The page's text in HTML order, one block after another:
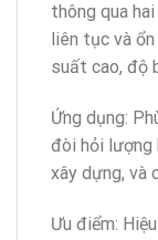
thông qua
liên tục và
suất cao, độ
Ứng dụng:
đòi hỏi lượng
xây dựng, và
Ưu điểm: